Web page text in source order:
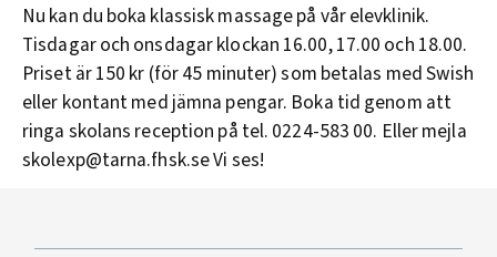
Nu kan du boka klassisk massage på vår elevklinik.
Tisdagar och onsdagar klockan 16.00, 17.00 och 18.00.
Priset är 150 kr (för 45 minuter) som betalas med Swish
eller kontant med jämna pengar. Boka tid genom att
ringa skolans reception på tel. 0224-583 00. Eller mejla
skolexp@tarna.fhsk.se Vi ses!